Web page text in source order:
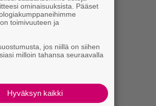
takia yksi
venäläisille
joka oli
Koska
varsin yleinen
olisi
ominaisuuksista. Pääset
toimivuuteen ja
jos niillä on siihen
milloin tahansa seuraavalla
Hyväksyn kaikki